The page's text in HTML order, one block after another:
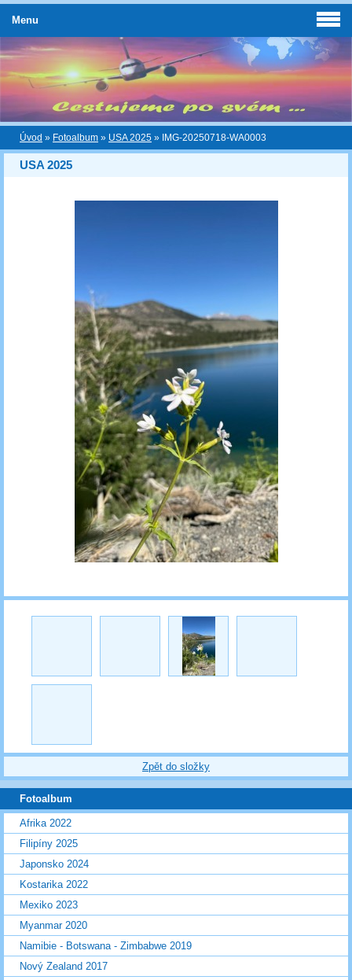
Úvod » Fotoalbum » USA 2025 » IMG-20250718-WA0003
USA 2025
Zpět do složky
Menu
Fotoalbum
Afrika 2022
Filipíny 2025
Japonsko 2024
Kostarika 2022
Mexiko 2023
Myanmar 2020
Namibie - Botswana - Zimbabwe 2019
Nový Zealand 2017